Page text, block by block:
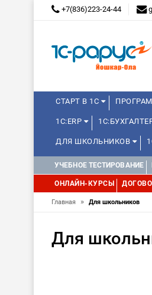
+7(836)223-24-44
СТАРТ В 1С
1С:ERP
ДЛЯ ШКОЛЬНИКОВ
УЧЕБНОЕ ТЕСТИРОВАНИЕ
ОНЛАЙН-КУРСЫ
Главная » Для школьников
Для